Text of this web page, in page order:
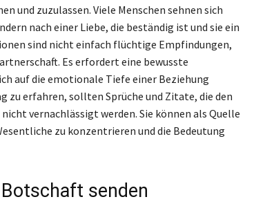
und zuzulassen. Viele Menschen sehnen sich
nach einer Liebe, die beständig ist und sie ein
sind nicht einfach flüchtige Empfindungen,
Es erfordert eine bewusste
auf die emotionale Tiefe einer Beziehung
erfahren, sollten Sprüche und Zitate, die den
vernachlässigt werden. Sie können als Quelle
zu konzentrieren und die Bedeutung
senden